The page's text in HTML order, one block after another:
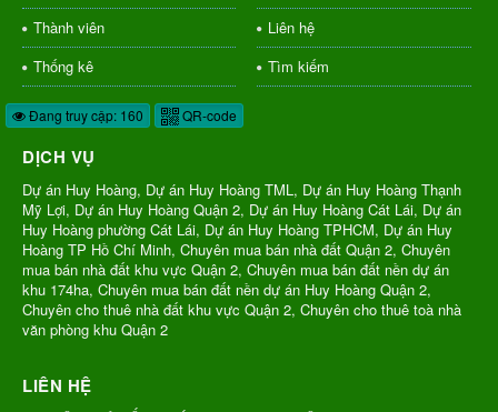
Thành viên
Liên hệ
Thống kê
Tìm kiếm
Đang truy cập: 160 QR-code
DỊCH VỤ
Dự án Huy Hoàng, Dự án Huy Hoàng TML, Dự án Huy Hoàng Thạnh
Mỹ Lợi, Dự án Huy Hoàng Quận 2, Dự án Huy Hoàng Cát Lái, Dự án
Huy Hoàng phường Cát Lái, Dự án Huy Hoàng TPHCM, Dự án Huy
Hoàng TP Hồ Chí Minh, Chuyên mua bán nhà đất Quận 2, Chuyên
mua bán nhà đất khu vực Quận 2, Chuyên mua bán đất nền dự án
khu 174ha, Chuyên mua bán đất nền dự án Huy Hoàng Quận 2,
Chuyên cho thuê nhà đất khu vực Quận 2, Chuyên cho thuê toà nhà
văn phòng khu Quận 2
LIÊN HỆ